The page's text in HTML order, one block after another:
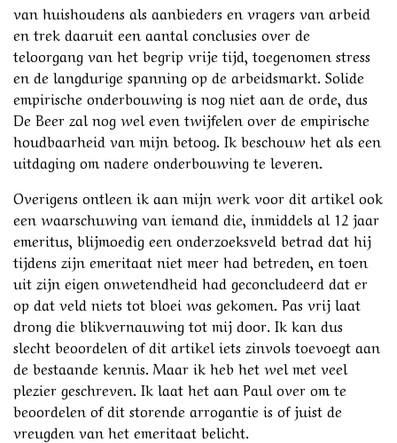
van huishoudens als aanbieders en vragers van arbeid
en trek daaruit een aantal conclusies over de
teloorgang van het begrip vrije tijd, toegenomen stress
en de langdurige spanning op de arbeidsmarkt. Solide
empirische onderbouwing is nog niet aan de orde, dus
De Beer zal nog wel even twijfelen over de empirische
houdbaarheid van mijn betoog. Ik beschouw het als een
uitdaging om nadere onderbouwing te leveren.
Overigens ontleen ik aan mijn werk voor dit artikel ook
een waarschuwing van iemand die, inmiddels al 12 jaar
emeritus, blijmoedig een onderzoeksveld betrad dat hij
tijdens zijn emeritaat niet meer had betreden, en toen
uit zijn eigen onwetendheid had geconcludeerd dat er
op dat veld niets tot bloei was gekomen. Pas vrij laat
drong die blikvernauwing tot mij door. Ik kan dus
slecht beoordelen of dit artikel iets zinvols toevoegt aan
de bestaande kennis. Maar ik heb het wel met veel
plezier geschreven. Ik laat het aan Paul over om te
beoordelen of dit storende arrogantie is of juist de
vreugden van het emeritaat belicht.